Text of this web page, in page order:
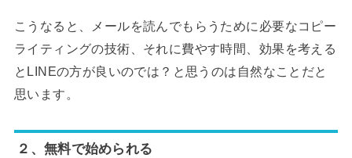
こうなると、メールを読んでもらうために必要なコピー
ライティングの技術、それに費やす時間、効果を考える
とLINEの方が良いのでは？と思うのは自然なことだと
思います。
２、無料で始められる